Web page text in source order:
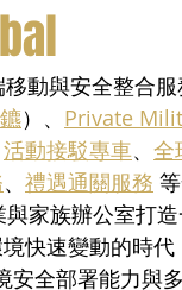
動與安全整合
）、 Private
活動接駁專車、 全
、 禮遇通關服務
家族辦公室打
快速變動的時
安全部署能力與